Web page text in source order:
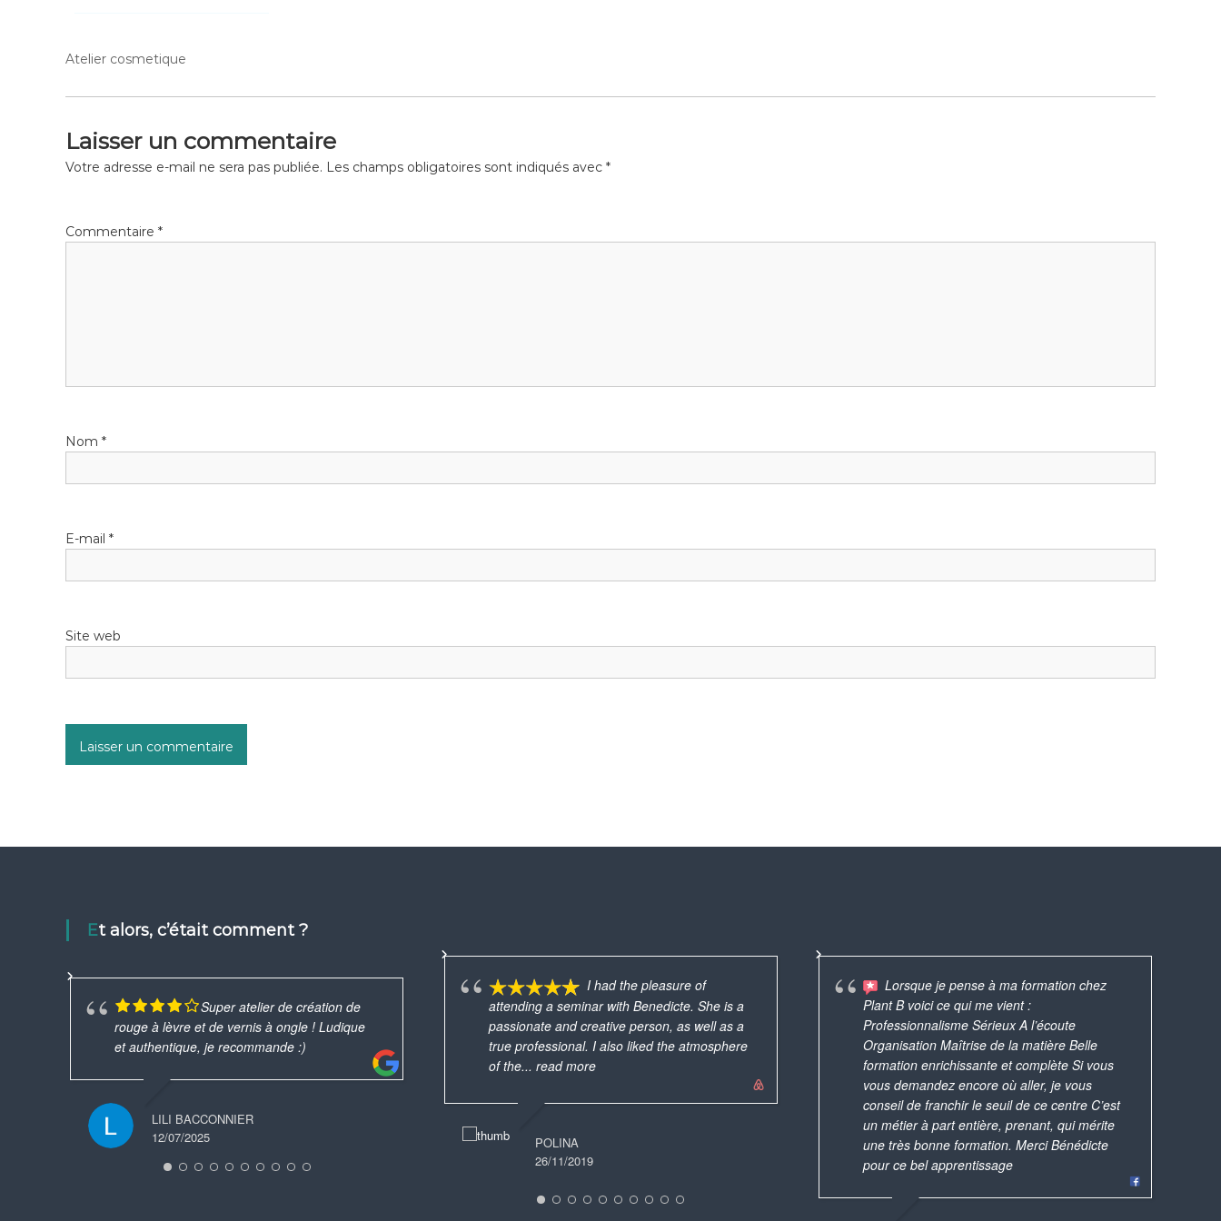
Atelier cosmetique
Laisser un commentaire
Votre adresse e-mail ne sera pas publiée. Les champs obligatoires sont indiqués avec *
Commentaire *
Nom *
E-mail *
Site web
Et alors, c’était comment ?
Super atelier de création de
rouge à lèvre et de vernis à ongle ! Ludique
et authentique, je recommande :)
LILI BACCONNIER
12/07/2025
Une expérience que j'ai
vraiment appréciée et que je conseillerai à
mes amies ! Puis quel bonheur de repartir
avec un magnifique rouge à lèvres et un
vernis safe, à partager avec sa famille !
DÉBORAH LAZZERINI-GÉNIN
19/05/2025
I had the pleasure of
attending a seminar with Benedicte. She is a
passionate and creative person, as well as a
true professional. I also liked the atmosphere
of the... read more
POLINA
26/11/2019
Foram oficinas bastante
produtivas, realizadas de maneira profissional.
Vc tem antes de escolher os produtos que
quer fazer, para ela preparar o material e as
instruções. Eu Acabei... read more
KEMIE
12/11/2019
Lorsque je pense à ma formation chez
Plant B voici ce qui me vient :
Professionnalisme Sérieux A l’écoute
Organisation Maîtrise de la matière Belle
formation enrichissante et complète Si vous
vous demandez encore où aller, je vous
conseil de franchir le seuil de ce centre C’est
un métier à part entière, prenant, qui mérite
une très bonne formation. Merci Bénédicte
pour ce bel apprentissage